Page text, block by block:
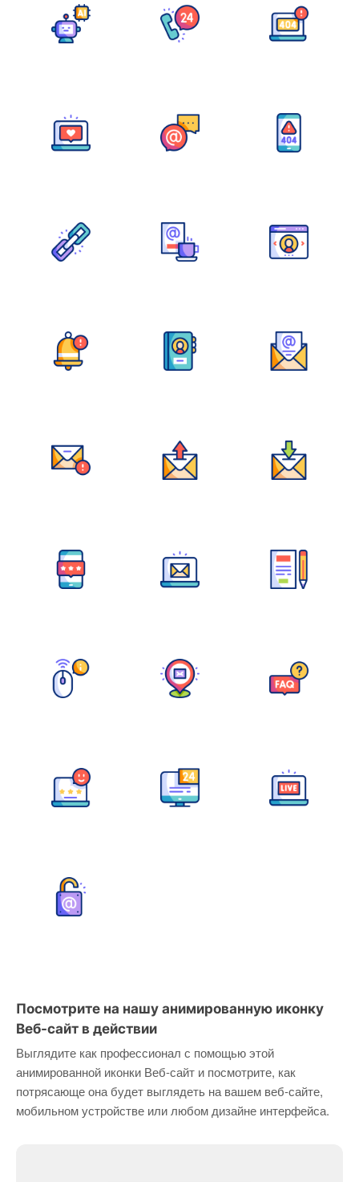
Посмотрите на нашу анимированную иконку
Веб-сайт в действии
Выглядите как профессионал с помощью этой
анимированной иконки Веб-сайт и посмотрите, как
потрясающе она будет выглядеть на вашем веб-сайте,
мобильном устройстве или любом дизайне интерфейса.